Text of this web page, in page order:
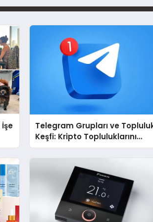
Telegram Grupları ve
Keşfi: Kripto Topluluklarını
Telegram’da Keşfetmek